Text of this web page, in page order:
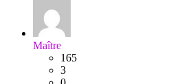
Maître
165
3